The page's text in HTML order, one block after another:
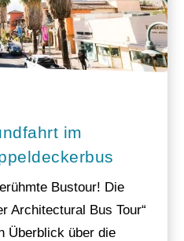
im
Bustour! Die
Architectural Bus Tour“
Überblick über die